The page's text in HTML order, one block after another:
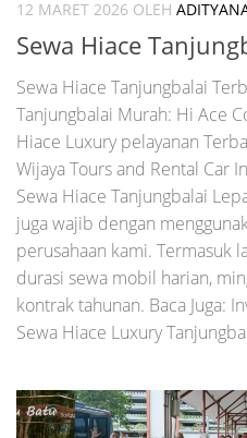
12 MARET 2026 OLEH
Sewa Hiace
Sewa Hiace Tanjungbalai
Tanjungbalai Murah: Hi Ace
Hiace Luxury pelayanan
Wijaya Tours and Rental Car
Sewa Hiace Tanjungbalai
juga wajib dengan
perusahaan kami. Termasuk
durasi sewa mobil harian,
kontrak tahunan. Baca Juga:
Sewa Hiace Luxury